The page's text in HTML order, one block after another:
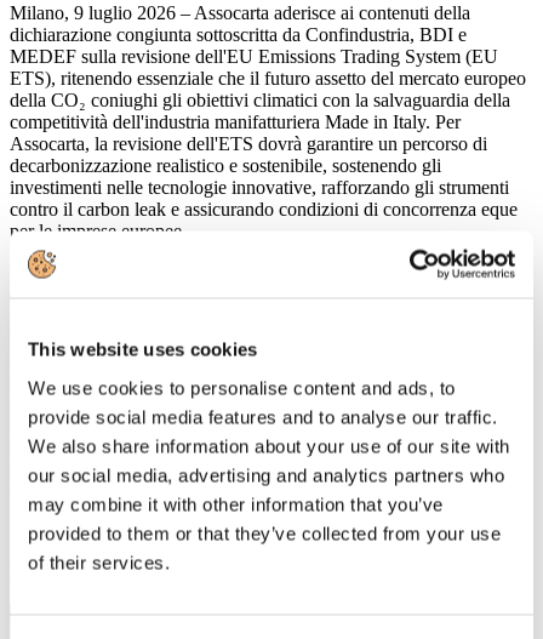
This website uses cookies
We use cookies to personalise content and ads, to
provide social media features and to analyse our traffic.
We also share information about your use of our site with
our social media, advertising and analytics partners who
may combine it with other information that you’ve
provided to them or that they’ve collected from your use
of their services.
Milano, 9 luglio 2026 – Assocarta aderisce ai contenuti della
dichiarazione congiunta sottoscritta da Confindustria, BDI e
MEDEF sulla revisione dell'EU Emissions Trading System (EU
ETS), ritenendo essenziale che il futuro assetto del mercato europeo
della CO₂ coniughi gli obiettivi climatici con la salvaguardia della
competitività dell'industria manifatturiera Made in Italy. Per
Assocarta, la revisione dell'ETS dovrà garantire un percorso di
decarbonizzazione realistico e sostenibile, sostenendo gli
investimenti nelle tecnologie innovative, rafforzando gli strumenti
contro il carbon leak e assicurando condizioni di concorrenza eque
per le imprese europee.
«L'industria cartaria italiana è impegnata da anni nella transizione
Lorenzo Poli. «Per raggiungere gli obiettivi europei è però
indispensabile che la revisione dell'ETS sia accompagnata da misure
che rafforzino la competitività del sistema industriale. Servono
regole coerenti con la realtà economica e tecnologica, in grado di
favorire gli investimenti senza accelerare il processo di
delocalizzazione produttiva. La transizione sarà davvero efficace
solo se riuscirà a mantenere in Europa produzione, occupazione e
capacità di innovazione.»
Leggi di più